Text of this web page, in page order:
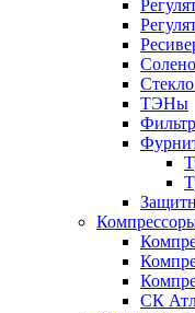
ТЭНы
СК